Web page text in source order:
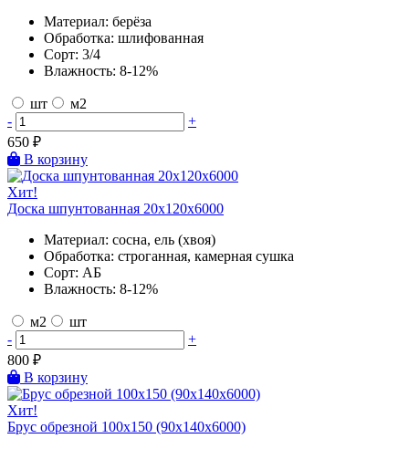
Материал: берёза
Обработка: шлифованная
Сорт: 3/4
Влажность: 8-12%
шт
м2
-
+
650 ₽
В корзину
Хит!
Доска шпунтованная 20х120х6000
Материал: сосна, ель (хвоя)
Обработка: строганная, камерная сушка
Сорт: АБ
Влажность: 8-12%
м2
шт
-
+
800 ₽
В корзину
Хит!
Брус обрезной 100х150 (90х140х6000)